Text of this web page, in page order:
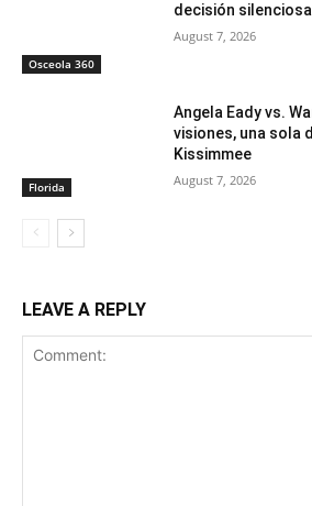
Osceola 360
decisión silenciosa
August 7, 2026
Florida
Angela Eady vs.
visiones, una sola
Kissimmee
August 7, 2026
LEAVE A REPLY